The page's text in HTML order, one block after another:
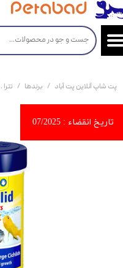
پت شاپ آنلاین پت آباد برندها تترا